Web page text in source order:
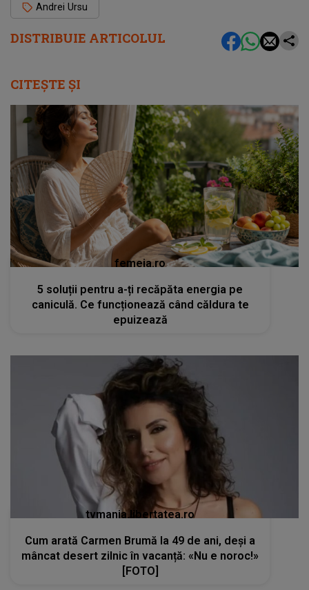
DISTRIBUIE ARTICOLUL
Andrei Ursu
CITEȘTE ȘI
femeia.ro
5 soluții pentru a-ți recăpăta energia pe
caniculă. Ce funcționează când căldura te
epuizează
tvmania.libertatea.ro
Cum arată Carmen Brumă la 49 de ani, deși a
mâncat desert zilnic în vacanță: «Nu e noroc!»
[FOTO]